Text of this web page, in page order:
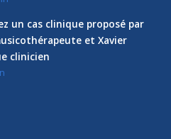
un cas clinique proposé par
et Xavier
clinicien